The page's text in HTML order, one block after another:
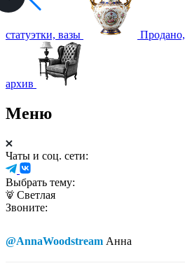
статуэтки, вазы Продано,
архив
Меню
Чаты и соц. сети:
Выбрать тему:
Светлая
Звоните:
@AnnaWoodstream Анна